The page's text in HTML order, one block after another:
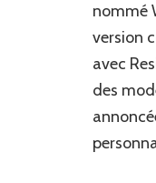
nommé
version
avec
des